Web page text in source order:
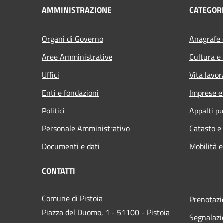
AMMINISTRAZIONE
Organi di Governo
Aree Amministrative
Uffici
Enti e fondazioni
Politici
Personale Amministrativo
Documenti e dati
Cultura
Vita
Imprese
Appalti
Catasto
Mobilità
CONTATTI
Comune di Pistoia
Piazza del Duomo, 1 - 51100 - Pistoia